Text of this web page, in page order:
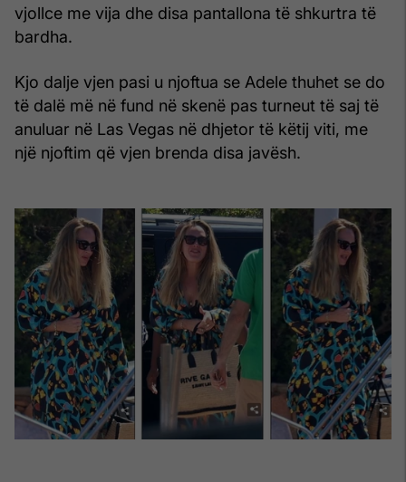
vjollce me vija dhe disa pantallona të shkurtra të
bardha.
Kjo dalje vjen pasi u njoftua se Adele thuhet se do
të dalë më në fund në skenë pas turneut të saj të
anuluar në Las Vegas në dhjetor të këtij viti, me
një njoftim që vjen brenda disa javësh.